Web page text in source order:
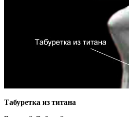
Табуретка из титана